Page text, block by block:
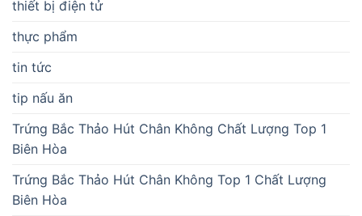
thiết bị điện tử
thực phẩm
tin tức
tip nấu ăn
Trứng Bắc Thảo Hút Chân Không Chất Lượng Top 1
Biên Hòa
Trứng Bắc Thảo Hút Chân Không Top 1 Chất Lượng
Biên Hòa